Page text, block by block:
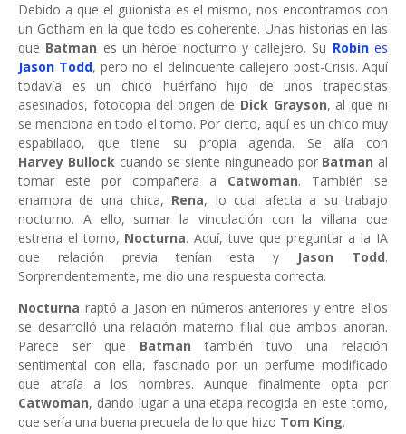
Debido a que el guionista es el mismo, nos encontramos con
un Gotham en la que todo es coherente. Unas historias en las
que Batman es un héroe nocturno y callejero. Su Robines
Jason Todd, pero no el delincuente callejero post-Crisis. Aquí
todavía es un chico huérfano hijo de unos trapecistas
asesinados, fotocopia del origen de Dick Grayson, al que ni
se menciona en todo el tomo. Por cierto, aquí es un chico muy
espabilado, que tiene su propia agenda. Se alía con
Harvey Bullock cuando se siente ninguneado por Batman al
tomar este por compañera a Catwoman. También se
enamora de una chica, Rena, lo cual afecta a su trabajo
nocturno. A ello, sumar la vinculación con la villana que
estrena el tomo, Nocturna. Aquí, tuve que preguntar a la IA
que relación previa tenían esta y Jason Todd.
Sorprendentemente, me dio una respuesta correcta.
Nocturna raptó a Jason en números anteriores y entre ellos
se desarrolló una relación materno filial que ambos añoran.
Parece ser que Batman también tuvo una relación
sentimental con ella, fascinado por un perfume modificado
que atraía a los hombres. Aunque finalmente opta por
Catwoman, dando lugar a una etapa recogida en este tomo,
que sería una buena precuela de lo que hizo Tom King.